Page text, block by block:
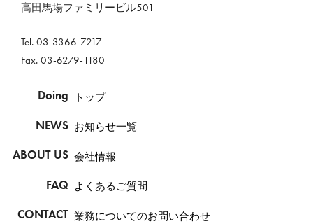
高田馬場ファミリービル501
Tel. 03-3366-7217
Fax. 03-6279-1180
Doing トップ
NEWS お知らせ一覧
ABOUT US 会社情報
FAQ よくあるご質問
CONTACT 業務についてのお問い合わせ